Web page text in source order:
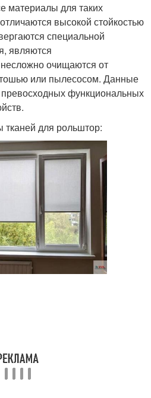
Штора на окно
материалы для таких
высокой стойкостью
специальной
являются
очищаются от
или пылесосом. Данные
функциональных
для рольштор: